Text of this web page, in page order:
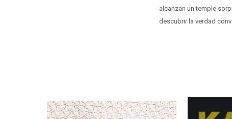
alcanzan un temple
descubrir la verdad